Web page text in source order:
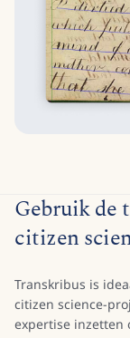
Gebruik de
citizen
Transkribus is
citizen science-
expertise inzetten